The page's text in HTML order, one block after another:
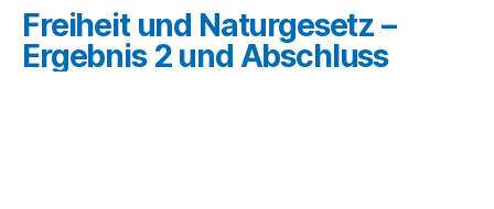
Freiheit und Naturgesetz –
Ergebnis 2 und Abschluss